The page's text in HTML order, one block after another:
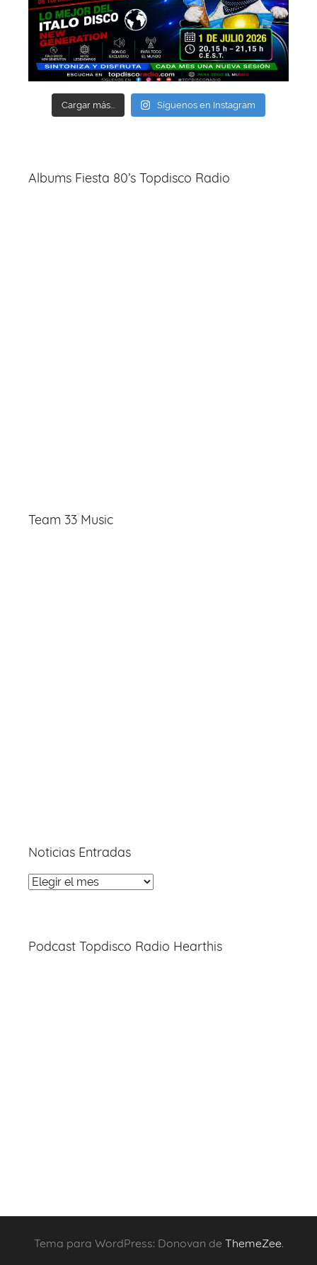
Cargar más... Síguenos en Instagram
Albums Fiesta 80’s Topdisco Radio
Team 33 Music
Noticias Entradas
Noticias
Podcast Topdisco Radio Hearthis
Tema para WordPress: Donovan de ThemeZee.